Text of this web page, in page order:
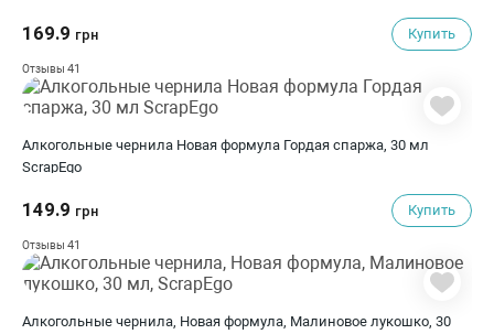
169.9 грн Купить
Отзывы 41
Алкогольные чернила Новая формула Гордая спаржа, 30 мл
ScrapEgo
149.9 грн Купить
Отзывы 41
Алкогольные чернила, Новая формула, Малиновое лукошко, 30